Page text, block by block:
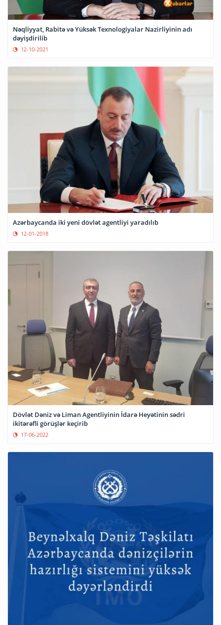
Nəqliyyat, Rabitə və Yüksək Texnologiyalar Nazirliyinin adı
dəyişdirilib
12-10-2021
Azərbaycanda iki yeni dövlət agentliyi yaradılıb
12-01-2018
Dövlət Dəniz və Liman Agentliyinin İdarə Heyətinin sədri
ikitərəfli görüşlər keçirib
17-06-2022